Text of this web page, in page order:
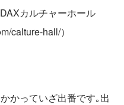
カルチャーホール
calture-hall/）
かっていざ出番です｡出